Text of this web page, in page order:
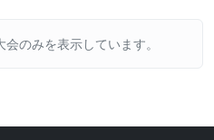
会のみを表示しています。